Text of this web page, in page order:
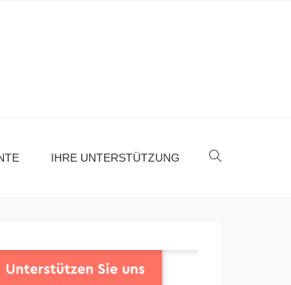
IHRE UNTERSTÜTZUNG